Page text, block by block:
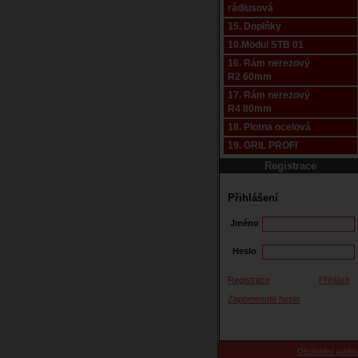
rádiusová
15. Doplňky
10.Modul STB 01
16. Rám nerezový
R2 60mm
17. Rám nerezový
R4 80mm
18. Plotna ocelová
19. GRIL PROFI
Registrace
Přihlášení
Jméno
Heslo
Registrace
Přihlásit
Zapomenuté heslo
Obchodní